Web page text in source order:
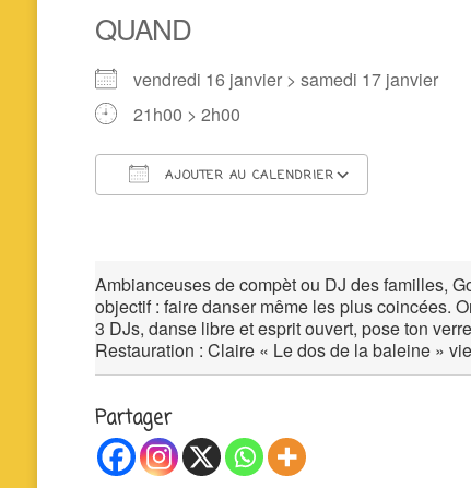
QUAND
vendredi 16 janvier > samedi 17 janvier
21h00 > 2h00
AJOUTER AU CALENDRIER
Ambianceuses de compèt ou DJ des familles,
objectif : faire danser même les plus coincées.
3 DJs, danse libre et esprit ouvert, pose ton
Restauration : Claire « Le dos de la baleine »
Partager